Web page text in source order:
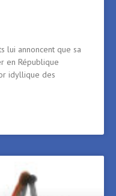
lui annoncent que sa
en République
idyllique des